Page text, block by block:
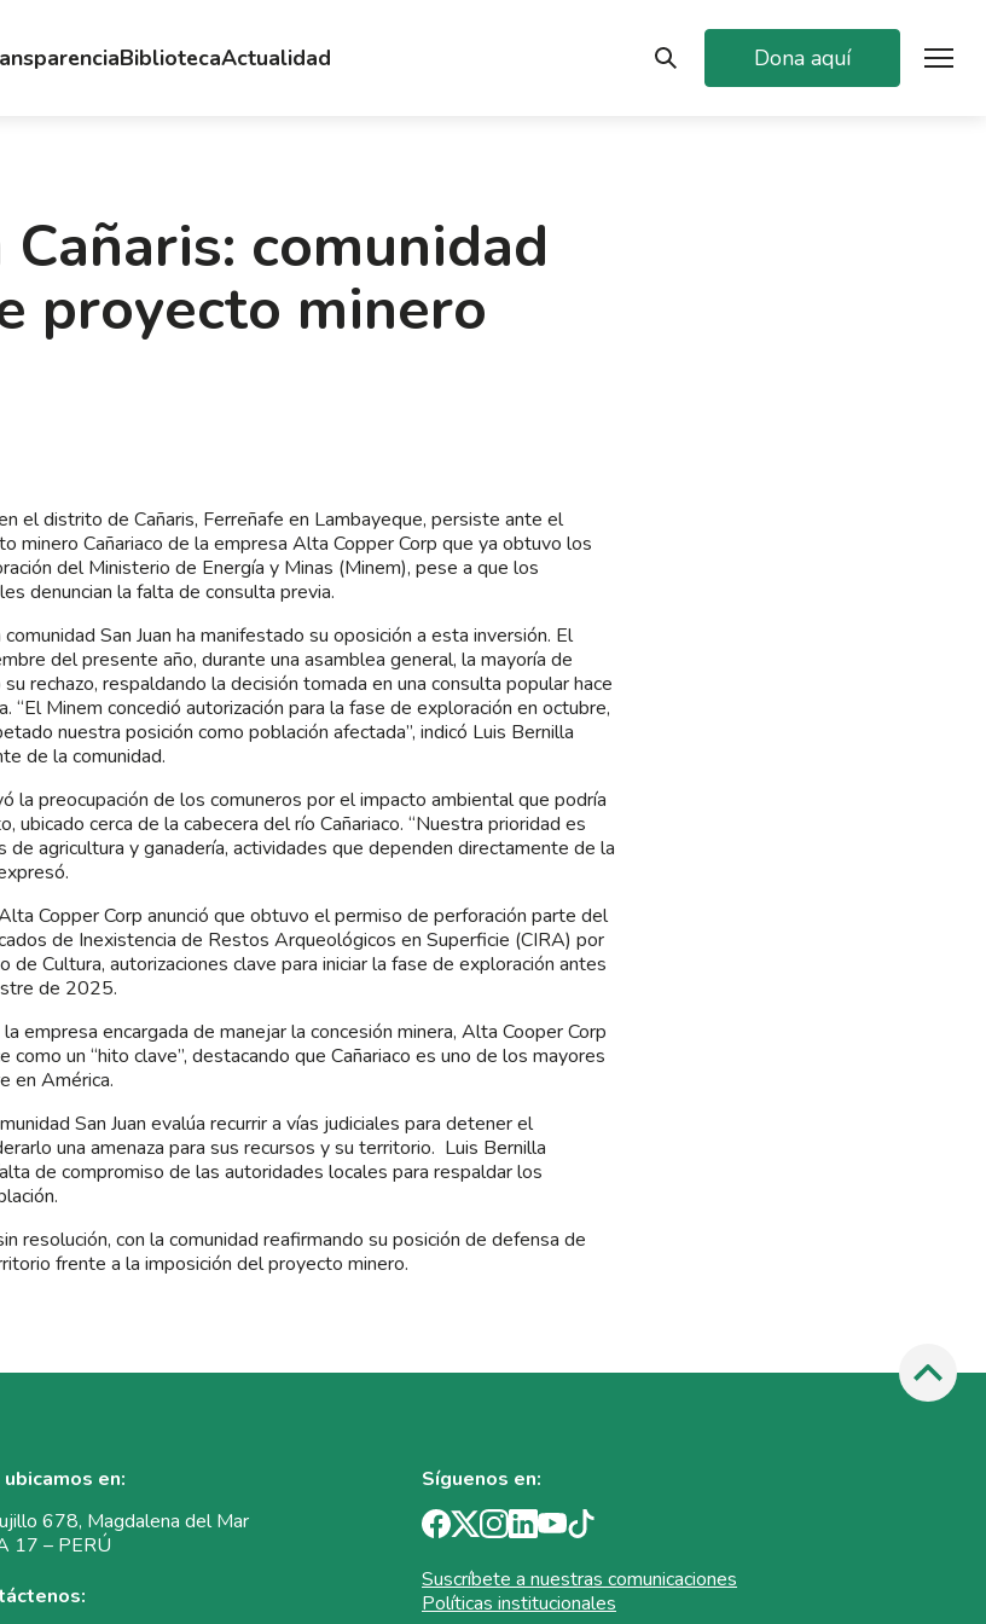
BibliotecaActualidad Dona aquí
comunidad
proyecto minero
el distrito de Cañaris, Ferreñafe en Lambayeque, persiste ante el
minero Cañariaco de la empresa Alta Copper Corp que ya obtuvo los
del Ministerio de Energía y Minas (Minem), pese a que los
denuncian la falta de consulta previa.
San Juan ha manifestado su oposición a esta inversión. El
del presente año, durante una asamblea general, la mayoría de
rechazo, respaldando la decisión tomada en una consulta popular hace
“El Minem concedió autorización para la fase de exploración en octubre,
nuestra posición como población afectada”, indicó Luis Bernilla
de la comunidad.
la preocupación de los comuneros por el impacto ambiental que podría
ubicado cerca de la cabecera del río Cañariaco. “Nuestra prioridad es
de agricultura y ganadería, actividades que dependen directamente de la
Copper Corp anunció que obtuvo el permiso de perforación parte del
de Inexistencia de Restos Arqueológicos en Superficie (CIRA) por
de Cultura, autorizaciones clave para iniciar la fase de exploración antes
de 2025.
la empresa encargada de manejar la concesión minera, Alta Cooper Corp
como un “hito clave”, destacando que Cañariaco es uno de los mayores
en América.
San Juan evalúa recurrir a vías judiciales para detener el
una amenaza para sus recursos y su territorio. Luis Bernilla
de compromiso de las autoridades locales para respaldar los
resolución, con la comunidad reafirmando su posición de defensa de
frente a la imposición del proyecto minero.
en:
678, Magdalena del Mar
17 – PERÚ
Síguenos en:
Suscríbete a nuestras comunicaciones
Políticas institucionales